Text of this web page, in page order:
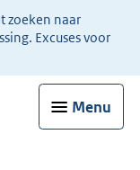
zoeken naar
Excuses voor
Menu